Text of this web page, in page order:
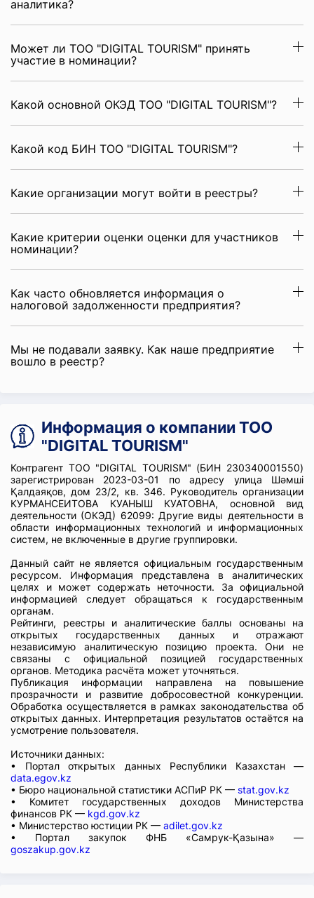
аналитика?
Может ли ТОО "DIGITAL TOURISM" принять
участие в номинации?
Какой основной ОКЭД ТОО "DIGITAL TOURISM"?
Какой код БИН ТОО "DIGITAL TOURISM"?
Какие организации могут войти в реестры?
Какие критерии оценки оценки для участников
номинации?
Как часто обновляется информация о
налоговой задолженности предприятия?
Мы не подавали заявку. Как наше предприятие
вошло в реестр?
Информация о компании ТОО
"DIGITAL TOURISM"
Контрагент ТОО "DIGITAL TOURISM" (БИН 230340001550)
зарегистрирован 2023-03-01 по адресу улица Шәмші
Қалдаяқов, дом 23/2, кв. 346. Руководитель организации
КУРМАНСЕИТОВА КУАНЫШ КУАТОВНА, основной вид
деятельности (ОКЭД) 62099: Другие виды деятельности в
области информационных технологий и информационных
систем, не включенные в другие группировки.
Данный сайт не является официальным государственным
ресурсом. Информация представлена в аналитических
целях и может содержать неточности. За официальной
информацией следует обращаться к государственным
органам.
Рейтинги, реестры и аналитические баллы основаны на
открытых государственных данных и отражают
независимую аналитическую позицию проекта. Они не
связаны с официальной позицией государственных
органов. Методика расчёта может уточняться.
Публикация информации направлена на повышение
прозрачности и развитие добросовестной конкуренции.
Обработка осуществляется в рамках законодательства об
открытых данных. Интерпретация результатов остаётся на
усмотрение пользователя.
Источники данных:
• Портал открытых данных Республики Казахстан —
data.egov.kz
• Бюро национальной статистики АСПиР РК — stat.gov.kz
• Комитет государственных доходов Министерства
финансов РК — kgd.gov.kz
• Министерство юстиции РК — adilet.gov.kz
• Портал закупок ФНБ «Самрук-Қазына» —
goszakup.gov.kz